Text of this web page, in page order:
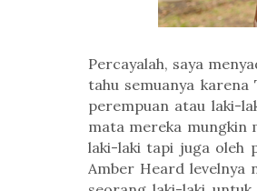
Percayalah, saya
tahu semuanya
perempuan atau laki-
mata mereka mungkin
laki-laki tapi juga oleh
Amber Heard levelnya